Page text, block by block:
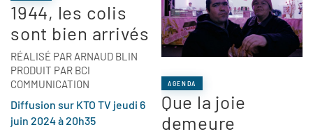
1944, les colis
sont bien arrivés
RÉALISÉ PAR ARNAUD BLIN
PRODUIT PAR BCI
COMMUNICATION
Diffusion sur KTO TV jeudi 6
juin 2024 à 20h35
AGENDA
Que la joie
demeure